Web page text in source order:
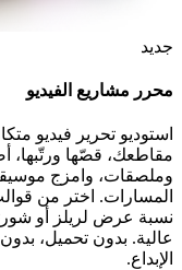
جديد
محرر مشاريع الفيديو
استوديو تحرير فيديو
مقاطعك، قصّها ورتّبها،
وملصقات، وامزج
المسارات. اختر من
نسبة عرض لريلز أو
عالية. بدون تحميل،
الإبداع.